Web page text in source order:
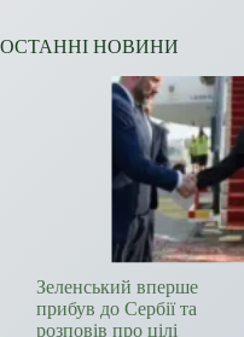
ОСТАННІ НОВИНИ
Зеленський вперше
прибув до Сербії та
розповів про цілі